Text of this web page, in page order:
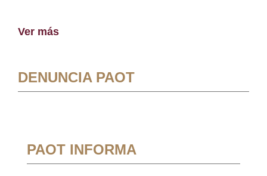
Ver más
DENUNCIA PAOT
PAOT INFORMA